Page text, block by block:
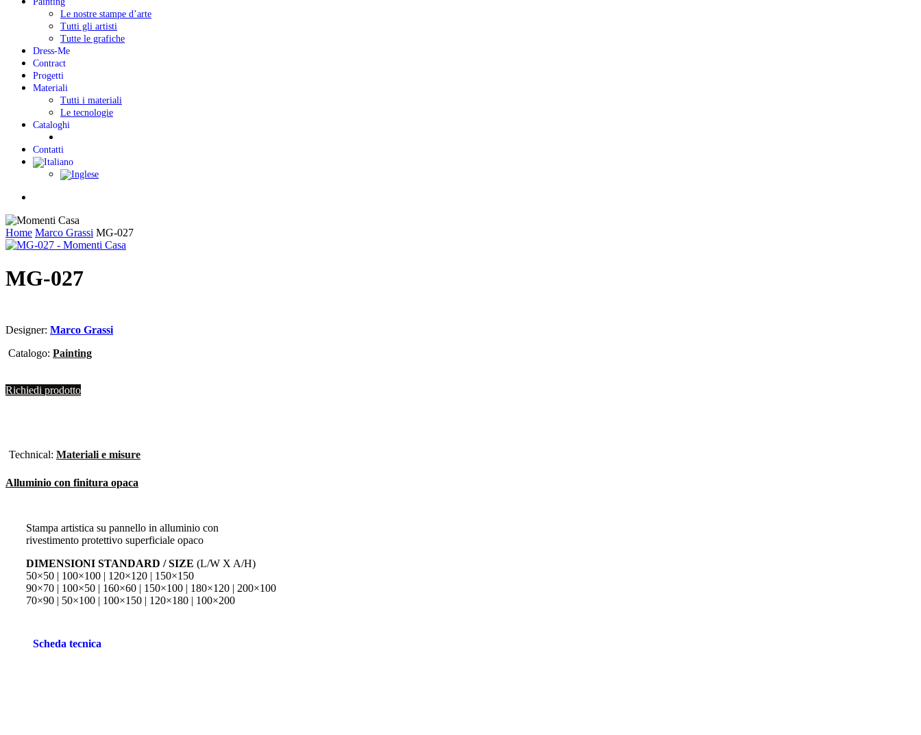
Le nostre stampe d’arte
Tutti gli artisti
Tutte le grafiche
Dress-Me
Contract
Progetti
Materiali
Tutti i materiali
Le tecnologie
Cataloghi
Contatti
Home Marco Grassi MG-027
MG-027
Designer: Marco Grassi
Catalogo: Painting
Richiedi prodotto
Technical: Materiali e misure
Alluminio con finitura opaca
Stampa artistica su pannello in alluminio con
rivestimento protettivo superficiale opaco
DIMENSIONI STANDARD / SIZE (L/W X A/H)
50×50 | 100×100 | 120×120 | 150×150
90×70 | 100×50 | 160×60 | 150×100 | 180×120 | 200×100
70×90 | 50×100 | 100×150 | 120×180 | 100×200
Scheda tecnica